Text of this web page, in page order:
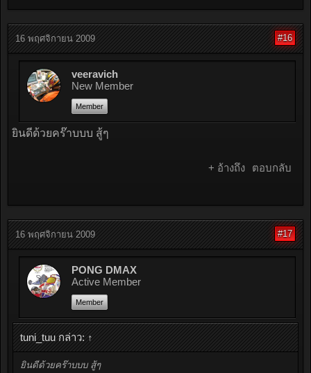
16 พฤศจิกายน 2009 #16
veeravich
New Member
Member
ยินดีด้วยคร๊าบบบ สู้ๆ
+ อ้างถึง ตอบกลับ
16 พฤศจิกายน 2009 #17
PONG DMAX
Active Member
Member
tuni_tuu กล่าว: ↑
ยินดีด้วยคร๊าบบบ สู้ๆ